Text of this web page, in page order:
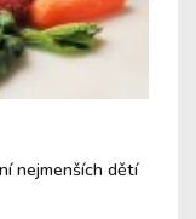
nejmenších dětí